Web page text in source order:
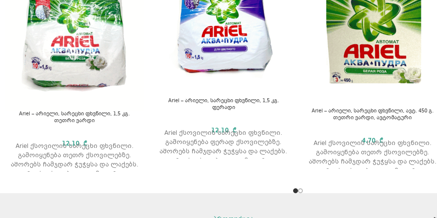
Ariel – არიელი, სარეცხი ფხვნილი, 1,5 კგ.
თეთრი ვარდი
12,10₾
Ariel ქსოვილის სარეცხი ფხვნილი.
გამოიყენება თეთრ ქსოვილებზე.
აშორებს ჩამჯდარ ჭუჭყსა და ლაქებს.
რეცხვის ტიპი: ავტომატური.
Ariel – არიელი, სარეცხი ფხვნილი, 1,5 კგ.
ფერადი
12,10₾
Ariel ქსოვილის სარეცხი ფხვნილი.
გამოიყენება ფერად ქსოვილებზე.
აშორებს ჩამჯდარ ჭუჭყსა და ლაქებს.
რეცხვის ტიპი: ავტომატური.
Ariel – არიელი, სარეცხი ფხვნილი, ავტ. 450 გ.
თეთრი ვარდი, ავტომატური
4,70₾
Ariel ქსოვილის სარეცხი ფხვნილი.
გამოიყენება თეთრ ქსოვილებზე.
აშორებს ჩამჯდარ ჭუჭყსა და ლაქებს.
რეცხვის ტიპი: ავტომატური